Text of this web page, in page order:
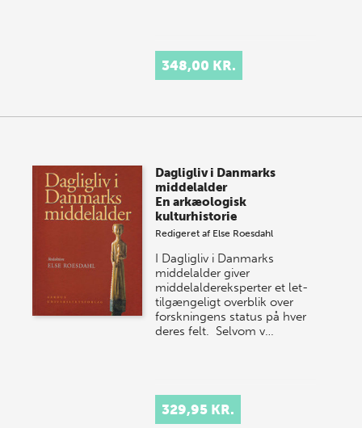
348,00 KR.
Dagligliv i Danmarks
middelalder
En arkæologisk
kulturhistorie
Redigeret af Else Roesdahl
I Dagligliv i Danmarks
middelalder giver
middelaldereksperter et let­
tilgængeligt overblik over
forskningens status på hver
deres felt. Selvom v…
329,95 KR.